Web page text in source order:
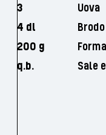
3
Uova
4 dl
200 g
q.b.
Sale